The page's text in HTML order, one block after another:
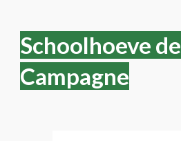
Schoolhoeve de
Campagne